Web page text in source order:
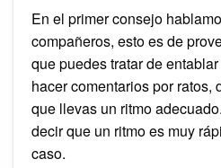
En el primer consejo
compañeros, esto es de
que puedes tratar de
hacer comentarios por ratos,
que llevas un ritmo
decir que un ritmo es muy
caso.